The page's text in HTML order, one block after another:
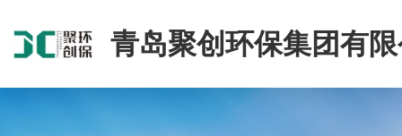
青岛聚创环保集团有